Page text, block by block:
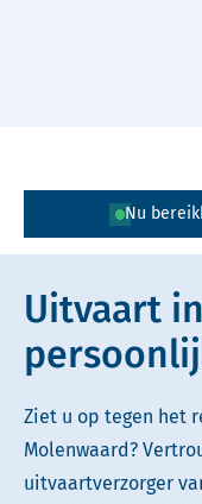
Nu
Lees voor
Simpele tekst
Uitvaart
Ziet u op tegen het
Molenwaard?
uitvaartverzorger